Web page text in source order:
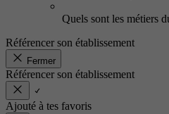
Quels sont les métiers
Référencer son établissement
Fermer
Référencer son établissement
Ajouté à tes favoris